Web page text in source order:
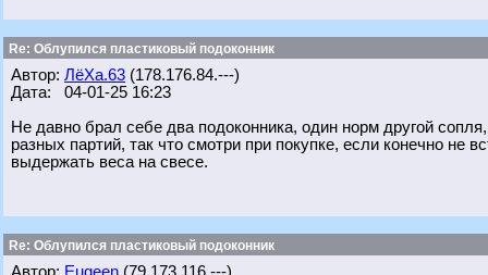
Re: Облупился пластиковый подоконник
Автор: ЛёХа.63 (178.176.84.---)
Дата: 04-01-25 16:23
Не давно брал себе два подоконника, один норм другой
разных партий, так что смотри при покупке, если конечно не
выдержать веса на свесе.
Re: Облупился пластиковый подоконник